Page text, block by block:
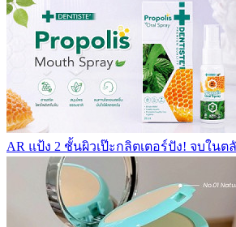
AR แป้ง 2 ชั้นผิวเป๊ะกลิตเตอร์ปัง! จบในตลั